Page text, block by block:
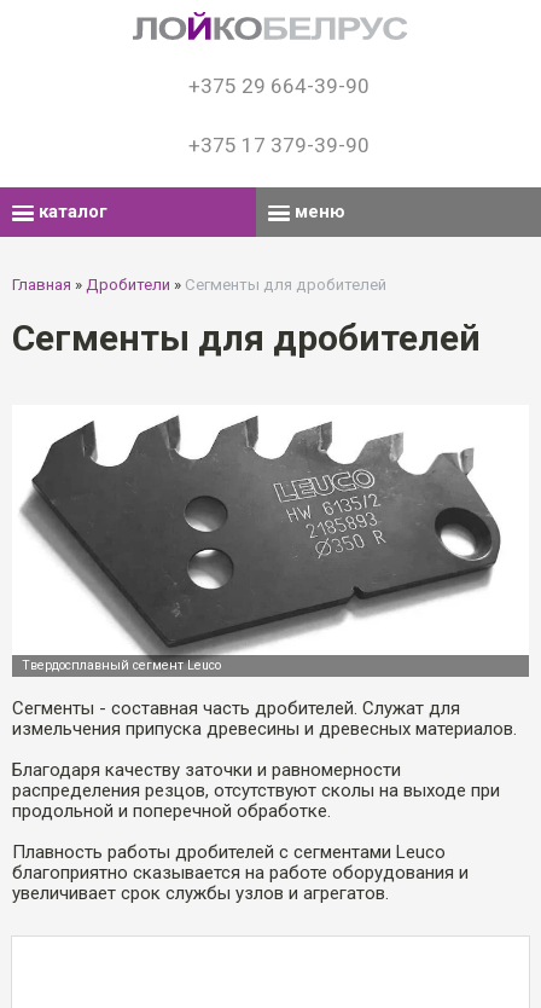
+375 29 664-39-90
+375 17 379-39-90
каталог меню
Главная » Дробители » Сегменты для дробителей
Сегменты для дробителей
Сегменты - составная часть дробителей. Служат для
измельчения припуска древесины и древесных материалов.
Благодаря качеству заточки и равномерности
распределения резцов, отсутствуют сколы на выходе при
продольной и поперечной обработке.
Плавность работы дробителей с сегментами Leuco
благоприятно сказывается на работе оборудования и
увеличивает срок службы узлов и агрегатов.